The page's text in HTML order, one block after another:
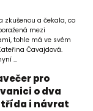
zkušenou a čekala, co
mezi
tohle má ve svém
Čavajdová.
...
pro
o dva
i návrat